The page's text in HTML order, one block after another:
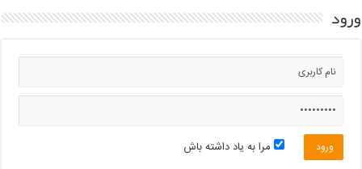
ورود
مرا به یاد داشته باش